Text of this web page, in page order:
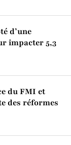
d’une
impacter 5,3
du FMI et
des réformes